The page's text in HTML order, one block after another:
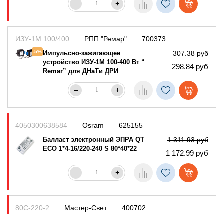
– +
700373
ИЗУ-1М 100/400
-5%Импульсно-зажигающее
устройство ИЗУ-1М 100-400 Вт “
Remar” для ДНаТи ДРИ
307.38 руб
298.84 руб
РПП "Ремар"
– +
625155
4050300638584
Балласт электронный ЭПРА QT
ECO 1*4-16/220-240 S 80*40*22
1 311.93 руб
1 172.99 руб
Osram
– +
400702
80С-220-2 Мастер-Свет